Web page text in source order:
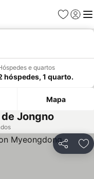
Favoritos
Iniciar
e quartos
hóspedes, 1 quarto.
Mapa
Jongno
Partilhar